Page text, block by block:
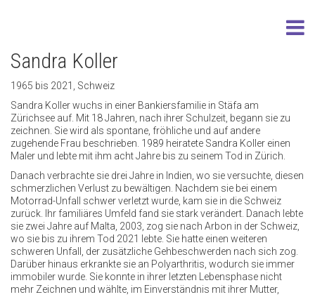
Sandra Koller
1965 bis 2021, Schweiz
Sandra Koller wuchs in einer Bankiersfamilie in Stäfa am
Zürichsee auf. Mit 18 Jahren, nach ihrer Schulzeit, begann sie zu
zeichnen. Sie wird als spontane, fröhliche und auf andere
zugehende Frau beschrieben. 1989 heiratete Sandra Koller einen
Maler und lebte mit ihm acht Jahre bis zu seinem Tod in Zürich.
Danach verbrachte sie drei Jahre in Indien, wo sie versuchte, diesen
schmerzlichen Verlust zu bewältigen. Nachdem sie bei einem
Motorrad-Unfall schwer verletzt wurde, kam sie in die Schweiz
zurück. Ihr familiäres Umfeld fand sie stark verändert. Danach lebte
sie zwei Jahre auf Malta, 2003, zog sie nach Arbon in der Schweiz,
wo sie bis zu ihrem Tod 2021 lebte. Sie hatte einen weiteren
schweren Unfall, der zusätzliche Gehbeschwerden nach sich zog.
Darüber hinaus erkrankte sie an Polyarthritis, wodurch sie immer
immobiler wurde. Sie konnte in ihrer letzten Lebensphase nicht
mehr Zeichnen und wählte, im Einverständnis mit ihrer Mutter,